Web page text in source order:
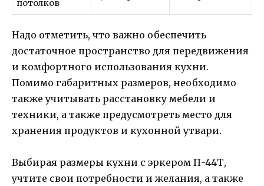
потолков
Надо отметить, что важно обеспечить
достаточное пространство для передвижения
и комфортного использования кухни.
Помимо габаритных размеров, необходимо
также учитывать расстановку мебели и
техники, а также предусмотреть место для
хранения продуктов и кухонной утвари.
Выбирая размеры кухни с эркером П-44Т,
учтите свои потребности и желания, а также